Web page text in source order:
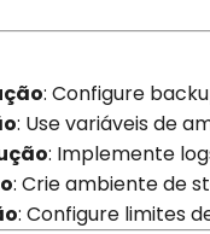
: Configure
: Use variáveis de
: Implemente
: Crie ambiente de
: Configure limites